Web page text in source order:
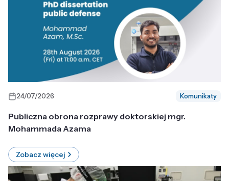
24/07/2026 Komunikaty
Publiczna obrona rozprawy doktorskiej mgr.
Mohammada Azama
Zobacz więcej